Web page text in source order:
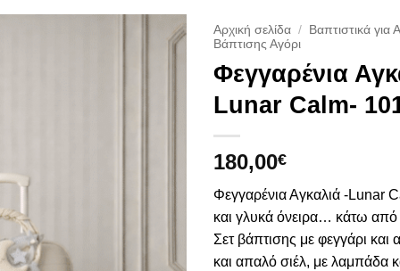
Αρχική σελίδα /
Βαπτιστικά για
Βάπτισης Αγόρι
Φεγγαρένια
Lunar Calm-
180,00€
Φεγγαρένια Αγκαλιά -Lunar
και γλυκά όνειρα… κάτω από
Σετ βάπτισης με φεγγάρι και
και απαλό σιέλ, με λαμπάδα